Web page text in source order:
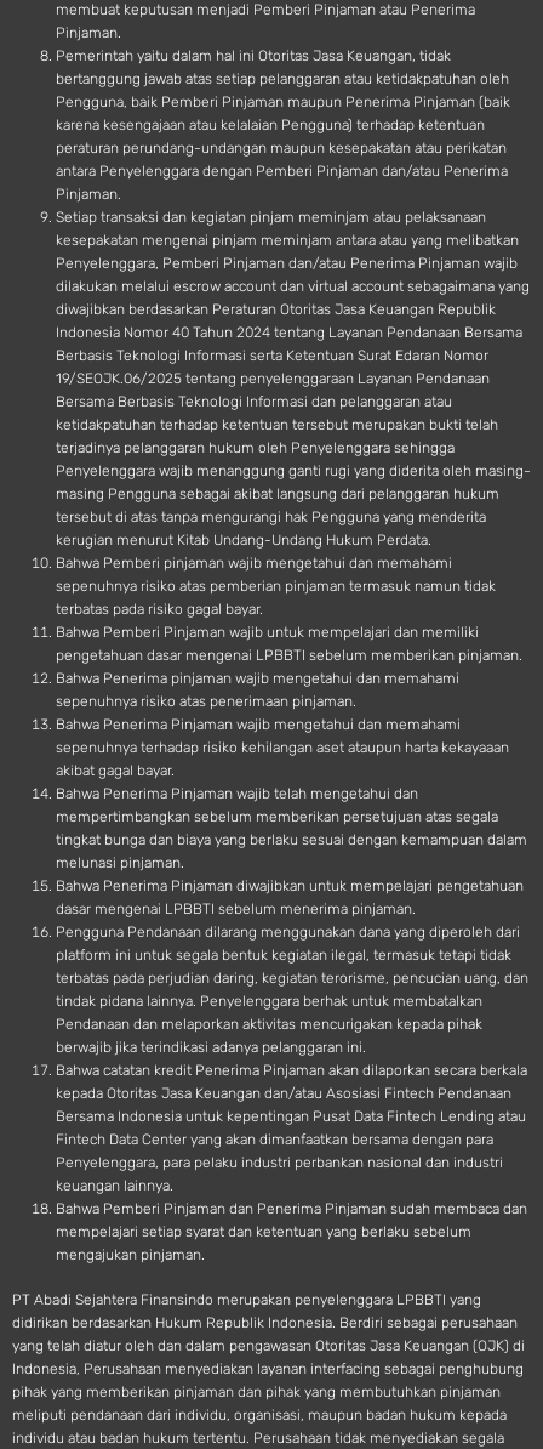
membuat keputusan menjadi Pemberi Pinjaman atau Penerima
Pinjaman.
Pemerintah yaitu dalam hal ini Otoritas Jasa Keuangan, tidak
bertanggung jawab atas setiap pelanggaran atau ketidakpatuhan oleh
Pengguna, baik Pemberi Pinjaman maupun Penerima Pinjaman (baik
karena kesengajaan atau kelalaian Pengguna) terhadap ketentuan
peraturan perundang-undangan maupun kesepakatan atau perikatan
antara Penyelenggara dengan Pemberi Pinjaman dan/atau Penerima
Pinjaman.
Setiap transaksi dan kegiatan pinjam meminjam atau pelaksanaan
kesepakatan mengenai pinjam meminjam antara atau yang melibatkan
Penyelenggara, Pemberi Pinjaman dan/atau Penerima Pinjaman wajib
dilakukan melalui escrow account dan virtual account sebagaimana yang
diwajibkan berdasarkan Peraturan Otoritas Jasa Keuangan Republik
Indonesia Nomor 40 Tahun 2024 tentang Layanan Pendanaan Bersama
Berbasis Teknologi Informasi serta Ketentuan Surat Edaran Nomor
19/SEOJK.06/2025 tentang penyelenggaraan Layanan Pendanaan
Bersama Berbasis Teknologi Informasi dan pelanggaran atau
ketidakpatuhan terhadap ketentuan tersebut merupakan bukti telah
terjadinya pelanggaran hukum oleh Penyelenggara sehingga
Penyelenggara wajib menanggung ganti rugi yang diderita oleh masing-
masing Pengguna sebagai akibat langsung dari pelanggaran hukum
tersebut di atas tanpa mengurangi hak Pengguna yang menderita
kerugian menurut Kitab Undang-Undang Hukum Perdata.
Bahwa Pemberi pinjaman wajib mengetahui dan memahami
sepenuhnya risiko atas pemberian pinjaman termasuk namun tidak
terbatas pada risiko gagal bayar.
Bahwa Pemberi Pinjaman wajib untuk mempelajari dan memiliki
pengetahuan dasar mengenai LPBBTI sebelum memberikan pinjaman.
Bahwa Penerima pinjaman wajib mengetahui dan memahami
sepenuhnya risiko atas penerimaan pinjaman.
Bahwa Penerima Pinjaman wajib mengetahui dan memahami
sepenuhnya terhadap risiko kehilangan aset ataupun harta kekayaaan
akibat gagal bayar.
Bahwa Penerima Pinjaman wajib telah mengetahui dan
mempertimbangkan sebelum memberikan persetujuan atas segala
tingkat bunga dan biaya yang berlaku sesuai dengan kemampuan dalam
melunasi pinjaman.
Bahwa Penerima Pinjaman diwajibkan untuk mempelajari pengetahuan
dasar mengenai LPBBTI sebelum menerima pinjaman.
Pengguna Pendanaan dilarang menggunakan dana yang diperoleh dari
platform ini untuk segala bentuk kegiatan ilegal, termasuk tetapi tidak
terbatas pada perjudian daring, kegiatan terorisme, pencucian uang, dan
tindak pidana lainnya. Penyelenggara berhak untuk membatalkan
Pendanaan dan melaporkan aktivitas mencurigakan kepada pihak
berwajib jika terindikasi adanya pelanggaran ini.
Bahwa catatan kredit Penerima Pinjaman akan dilaporkan secara berkala
kepada Otoritas Jasa Keuangan dan/atau Asosiasi Fintech Pendanaan
Bersama Indonesia untuk kepentingan Pusat Data Fintech Lending atau
Fintech Data Center yang akan dimanfaatkan bersama dengan para
Penyelenggara, para pelaku industri perbankan nasional dan industri
keuangan lainnya.
Bahwa Pemberi Pinjaman dan Penerima Pinjaman sudah membaca dan
mempelajari setiap syarat dan ketentuan yang berlaku sebelum
mengajukan pinjaman.
PT Abadi Sejahtera Finansindo merupakan penyelenggara LPBBTI yang
didirikan berdasarkan Hukum Republik Indonesia. Berdiri sebagai perusahaan
yang telah diatur oleh dan dalam pengawasan Otoritas Jasa Keuangan (OJK) di
Indonesia, Perusahaan menyediakan layanan interfacing sebagai penghubung
pihak yang memberikan pinjaman dan pihak yang membutuhkan pinjaman
meliputi pendanaan dari individu, organisasi, maupun badan hukum kepada
individu atau badan hukum tertentu. Perusahaan tidak menyediakan segala